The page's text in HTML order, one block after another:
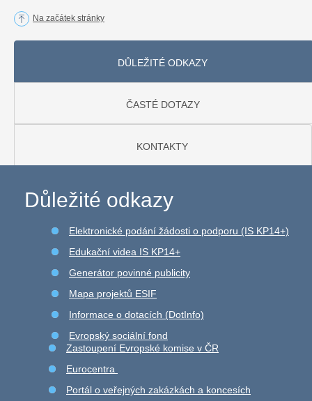
Na začátek stránky
DŮLEŽITÉ ODKAZY
ČASTÉ DOTAZY
KONTAKTY
Důležité odkazy
Elektronické podání žádosti o podporu (IS KP14+)
Edukační videa IS KP14+
Generátor povinné publicity
Mapa projektů ESIF
Informace o dotacích (DotInfo)
Evropský sociální fond
Zastoupení Evropské komise v ČR
Eurocentra
Portál o veřejných zakázkách a koncesích